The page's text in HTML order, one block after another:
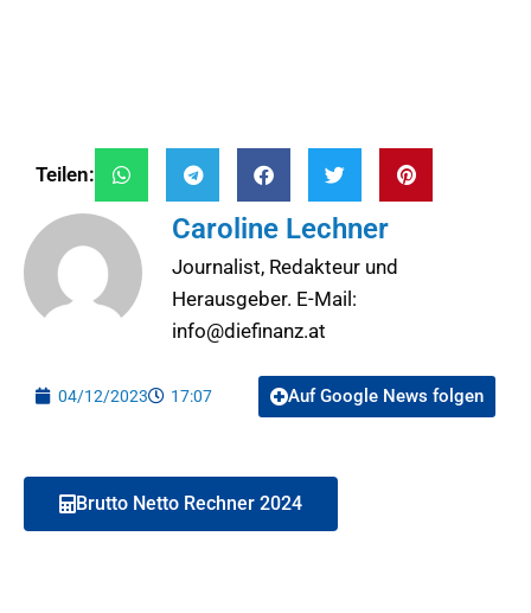
Teilen:
Caroline Lechner
Journalist, Redakteur und
Herausgeber. E-Mail:
info@diefinanz.at
04/12/2023 17:07 Auf Google News folgen
Brutto Netto Rechner 2024